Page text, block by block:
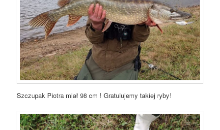
Szczupak Piotra miał 98 cm ! Gratulujemy takiej ryby!